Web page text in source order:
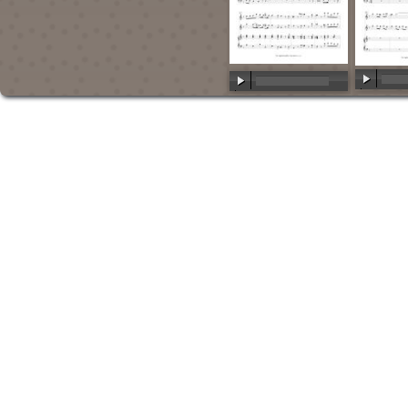
00:00/00:00 00:00/